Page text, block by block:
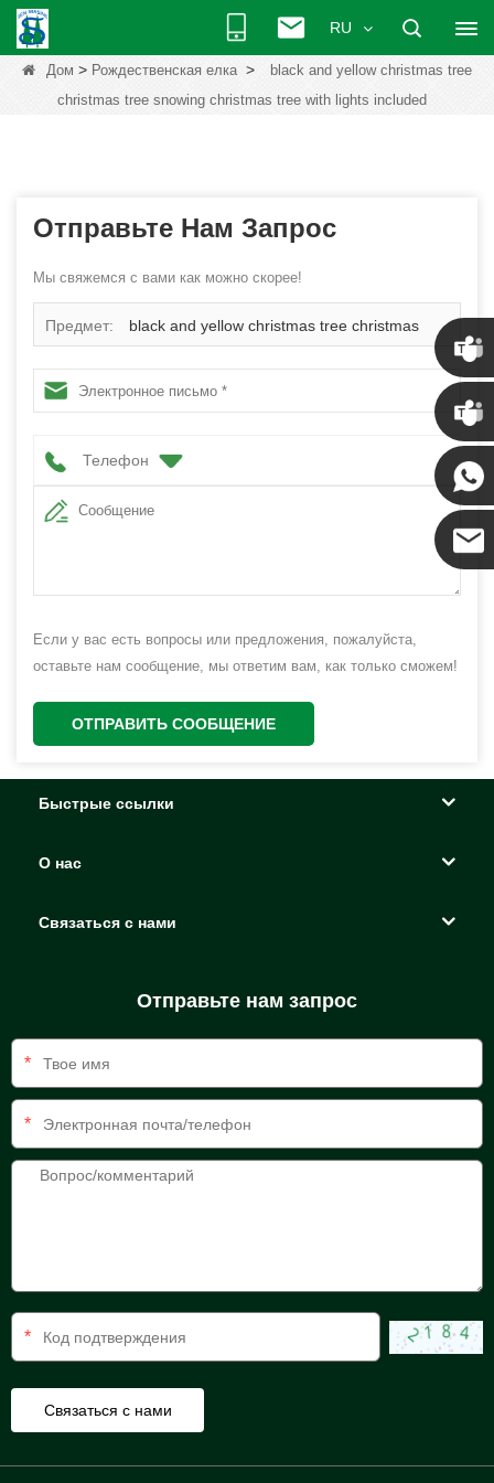
RU
Дом > Рождественская елка >
black and yellow christmas tree
christmas tree snowing christmas tree with lights included
Отправьте Нам Запрос
Мы свяжемся с вами как можно скорее!
Предмет: black and yellow christmas tree christmas
tree snowing christmas tree with lights included
Телефон
Если у вас есть вопросы или предложения, пожалуйста,
оставьте нам сообщение, мы ответим вам, как только сможем!
ОТПРАВИТЬ СООБЩЕНИЕ
Быстрые ссылки
О нас
Связаться с нами
Отправьте нам запрос
*
*
*
Крис
Кенни
Коко